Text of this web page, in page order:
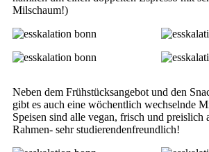
Milschaum!)
Neben dem Frühstücksangebot und den
gibt es auch eine wöchentlich wechselnde
Speisen sind alle vegan, frisch und preislich
Rahmen- sehr studierendenfreundlich!